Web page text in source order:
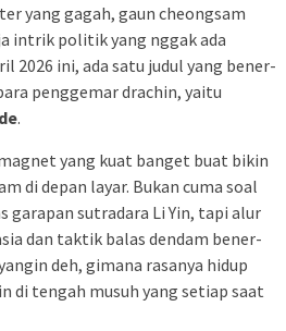
yang gagah, gaun cheongsam
intrik politik yang nggak ada
2026 ini, ada satu judul yang bener-
penggemar drachin, yaitu
.
yang kuat banget buat bikin
di depan layar. Bukan cuma soal
garapan sutradara Li Yin, tapi alur
dan taktik balas dendam bener-
deh, gimana rasanya hidup
di tengah musuh yang setiap saat